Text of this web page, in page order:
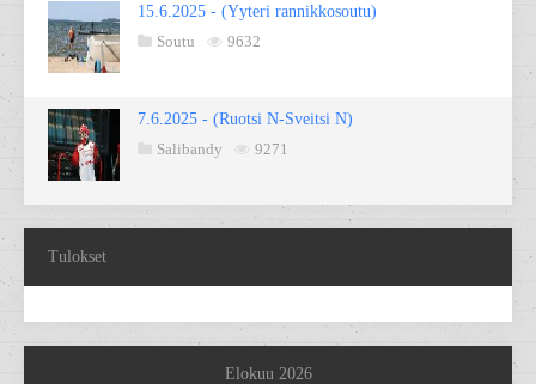
15.6.2025 - (Yyteri rannikkosoutu)
Soutu
9632
7.6.2025 - (Ruotsi N-Sveitsi N)
Salibandy
9271
Tulokset
Elokuu 2026